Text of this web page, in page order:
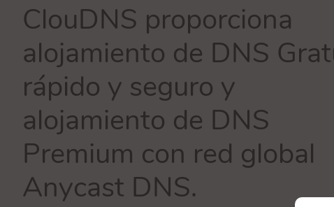
ClouDNS proporciona
alojamiento de DNS
rápido y seguro y
alojamiento de DNS
Premium con red global
Anycast DNS.